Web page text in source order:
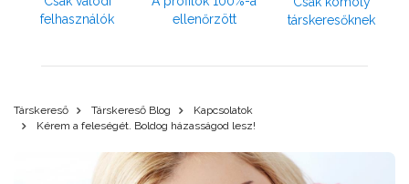
felhasználók
ellenőrzött
társkeresőknek
Társkereső Társkereső Blog
Kapcsolatok
Kérem a feleségét. Boldog házasságod lesz!